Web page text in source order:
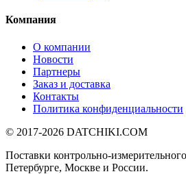
Компания
О компании
Новости
Партнеры
Заказ и доставка
Контакты
Политика конфиденциальности
© 2017-2026 DATCHIKI.COM
Поставки контрольно-
Петербурге, Москве и России.